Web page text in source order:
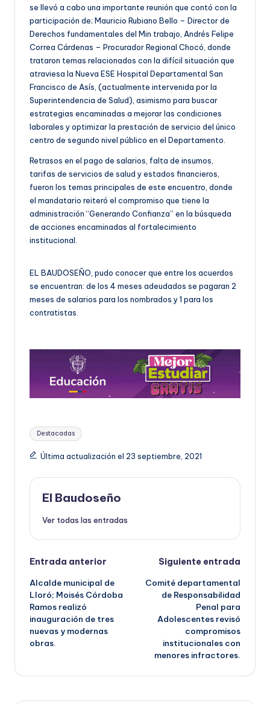
se llevó a cabo una importante reunión que contó con la
participación de; Mauricio Rubiano Bello – Director de
Derechos fundamentales del Min trabajo, Andrés Felipe
Correa Cárdenas – Procurador Regional Chocó, donde
trataron temas relacionados con la difícil situación que
atraviesa la Nueva ESE Hospital Departamental San
Francisco de Asís, (actualmente intervenida por la
Superintendencia de Salud), asimismo para buscar
estrategias encaminadas a mejorar las condiciones
laborales y optimizar la prestación de servicio del único
centro de segundo nivel público en el Departamento.
Retrasos en el pago de salarios, falta de insumos,
tarifas de servicios de salud y estados financieros,
fueron los temas principales de este encuentro, donde
el mandatario reiteró el compromiso que tiene la
administración “Generando Confianza” en la búsqueda
de acciones encaminadas al fortalecimiento
institucional.
EL BAUDOSEÑO, pudo conocer que entre los acuerdos
se encuentran: de los 4 meses adeudados se pagaran 2
meses de salarios para los nombrados y 1 para los
contratistas.
Etiquetas:
Destacadas
Última actualización el 23 septiembre, 2021
El Baudoseño
Ver todas las entradas
Navegación
de
entradas
Entrada anterior
Alcalde municipal de
Lloró; Moisés Córdoba
Ramos realizó
inauguración de tres
nuevas y modernas
obras.
Siguiente entrada
Comité departamental
de Responsabilidad
Penal para
Adolescentes revisó
compromisos
institucionales con
menores infractores.